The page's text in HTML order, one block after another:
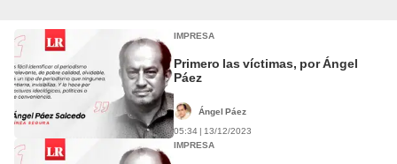
IMPRESA
Primero las víctimas, por Ángel
Páez
Ángel Páez
05:34 | 13/12/2023
IMPRESA